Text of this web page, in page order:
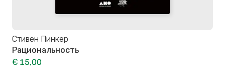
Стивен Пинкер
Рациональность
€ 15,00